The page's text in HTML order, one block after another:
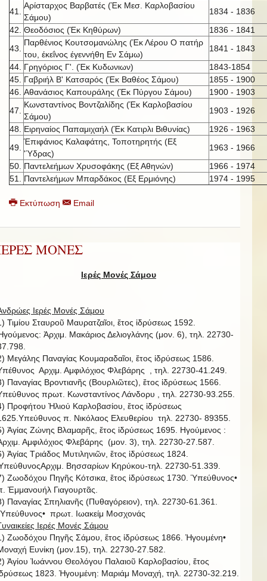
41.
Αρίσταρχος Βαρβατές (Έκ Μεσ. Καρλοβασίου
Σάμου)
1834 - 1836
42. Θεοδόσιος (Έκ Κηθύρων)
1836 - 1841
43.
Παρθένιος Κουτσομανώλης (Έκ Λέρου Ο πατήρ
του, έκεΐνος έγεννήθη Εν Σάμω)
1841 - 1843
44. Γρηγόριος Γ'. (Έκ Κυδωνιων)
1843-1854
45. Γαβριήλ Β' Κατσαρός (Έκ Βαθέος Σάμου)
1855 - 1900
46. Αθανάσιος Καπουράλης (Έκ Πύργου Σάμου)
1900 - 1903
47.
Κωνσταντίνος Βοντζαλίδης (Έκ Καρλοβασίου
Σάμου)
1903 - 1926
48.
Ειρηναίος Παπαμιχαήλ (Έκ Κατιρλι Βιθυνίας)
1926 - 1963
49.
Έπιφάνιος Καλαφάτης, Τοποτηρητής (Εξ
'Ύδρας)
1963 - 1966
50. Παντελεήμων Χρυσοφάκης (Εξ Αθηνών)
1966 - 1974
51.
Παντελεήμων Μπαρδάκος (Εξ Ερμιόνης) 1974 - 1995
Εκτύπωση Email
ΜΟΝΕΣ
Ιερές Μονές Σάμου
Ιερές Μονές Σάμου
Τιμίου Σταυροῦ Μαυρατζαῖοι, ἔτος ἱδρύσεως 1592.
Ἀρχιμ. Μακάριος Δελιογλάνης (μον. 6), τηλ. 22730-
Μεγάλης Παναγίας Κουμαραδαῖοι, ἔτος ἱδρύσεως 1586.
Αρχιμ. Αμφιλόχιος Φλεβάρης , τηλ. 22730-41.249.
Παναγίας Βροντιανῆς (Βουρλιῶτες), ἔτος ἱδρύσεως 1566.
πρωτ. Κωνσταντίνος Λάνδορυ , τηλ. 22730-93.255.
Προφήτου Ἠλιού Καρλοβασίου, ἔτος ἱδρύσεως
π. Νικόλαος Ελευθερίου τηλ. 22730- 89355.
Ἁγίας Ζώνης Βλαμαρῆς, ἔτος ἱδρύσεως 1695. Ηγούμενος :
Αμφιλόχιος Φλεβάρης (μον. 3), τηλ. 22730-27.587.
Ἁγίας Τριάδος Μυτιληνιῶν, ἔτος ἱδρύσεως 1824.
Βησσαρίων Κηρύκου-τηλ. 22730-51.339.
Ζωοδόχου Πηγῆς Κότσικα, ἔτος ἱδρύσεως 1730. Ὑπεύθυνος•
Ἐμμανουήλ Γιαγουρτᾶς.
Παναγίας Σπηλιανῆς (Πυθαγόρειον), τηλ. 22730-61.361.
πρωτ. Ιωακείμ Μοσχονάς
Ιερές Μονές Σάμου
Ζωοδόχου Πηγῆς Σάμου, ἔτος ἱδρύσεως 1866. Ἡγουμένη•
Ευνίκη (μον.15), τηλ. 22730-27.582.
Ἁγίου Ἰωάννου Θεολόγου Παλαιοῦ Καρλοβασίου, ἔτος
1823. Ἡγουμένη: Μαριάμ Μοναχή, τηλ. 22730-32.219.